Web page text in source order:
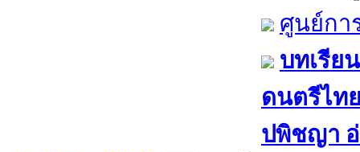
ศูนย์กา
บทเรีย
ดนตรีไท
ปพิชญา​ อ่